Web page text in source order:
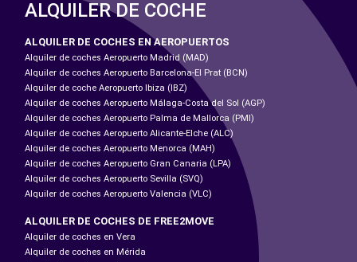
ALQUILER DE COCHE
ALQUILER DE COCHES EN AEROPUERTOS
Alquiler de coches Aeropuerto Madrid (MAD)
Alquiler de coches Aeropuerto Barcelona-El Prat (BCN)
Alquiler de coche Aeropuerto Ibiza (IBZ)
Alquiler de coches Aeropuerto Málaga-Costa del Sol (AGP)
Alquiler de coches Aeropuerto Palma de Mallorca (PMI)
Alquiler de coches Aeropuerto Alicante-Elche (ALC)
Alquiler de coches Aeropuerto Menorca (MAH)
Alquiler de coches Aeropuerto Gran Canaria (LPA)
Alquiler de coches Aeropuerto Sevilla (SVQ)
Alquiler de coches Aeropuerto Valencia (VLC)
ALQUILER DE COCHES DE FREE2MOVE
Alquiler de coches en Vera
Alquiler de coches en Mérida